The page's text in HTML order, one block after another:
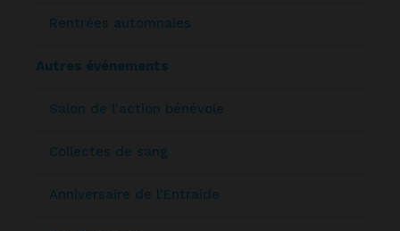
Rentrées automnales
Autres événements
Salon de l'action bénévole
Collectes de sang
Anniversaire de l'Entraide